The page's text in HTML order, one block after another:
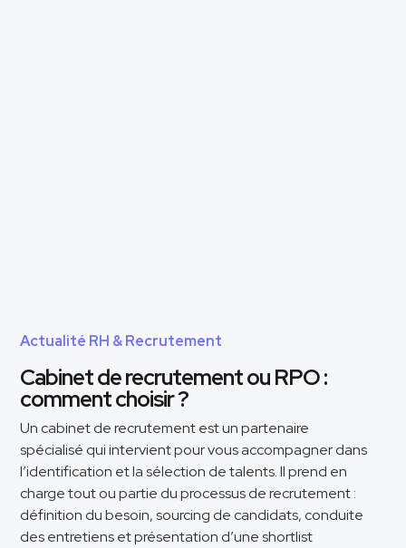
Actualité RH & Recrutement
Cabinet de recrutement ou RPO :
comment choisir ?
Un cabinet de recrutement est un partenaire
spécialisé qui intervient pour vous accompagner dans
l’identification et la sélection de talents. Il prend en
charge tout ou partie du processus de recrutement :
définition du besoin, sourcing de candidats, conduite
des entretiens et présentation d’une shortlist